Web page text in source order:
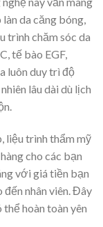
da căng bóng,
trình chăm sóc da
tế bào EGF,
luôn duy trì độ
lâu dài dù lịch
liệu trình thẩm mỹ
cho các bạn
với giá tiền bạn
nhân viên. Đây
hoàn toàn yên